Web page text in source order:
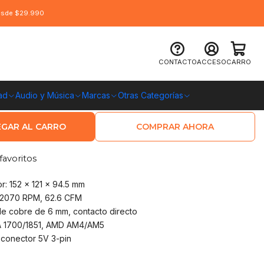
CONTACTOACCESOCARRO
Audio y Música Marcas Otras Categorías
$29.990
CPU MSI MAG CoreFrozr AA13
CHILE
AL CARRO COMPRAR AHORA
152 x 121 x 94.5 mm
RPM, 62.6 CFM
cobre de 6 mm, contacto directo
1851, AMD AM4/AM5
conector 5V 3-pin